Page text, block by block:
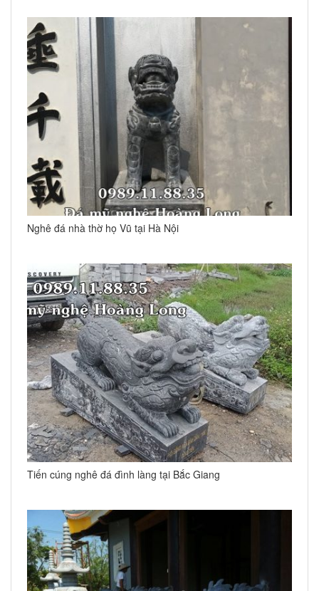
Nghê đá nhà thờ họ Vũ tại Hà Nội
Tiến cúng nghê đá đình làng tại Bắc Giang